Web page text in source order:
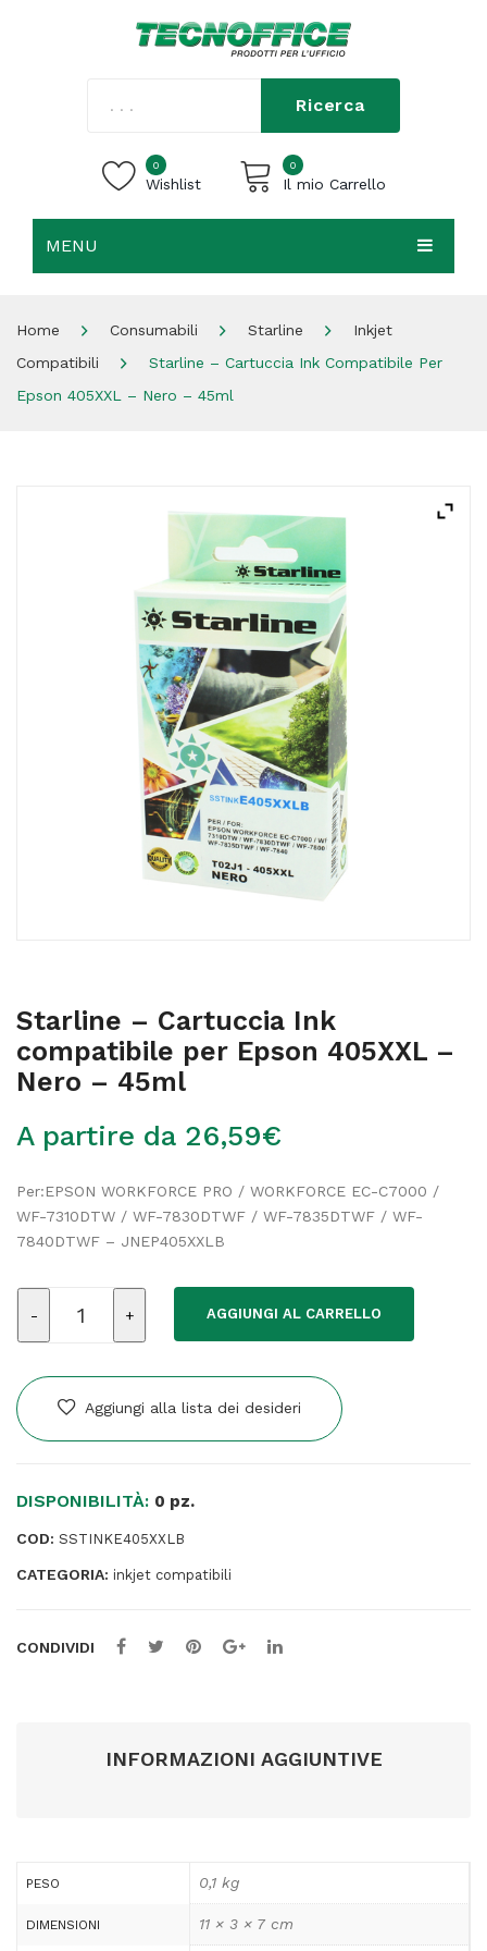
Ricerca
0
Wishlist
0
Il mio Carrello
MENU
SHOP
Home Consumabili Starline
Inkjet
Compatibili
Starline – Cartuccia Ink Compatibile Per
Epson 405XXL – Nero – 45ml
Starline – Cartuccia Ink
compatibile per Epson 405XXL –
Nero – 45ml
A partire da 26,59€
Per:EPSON WORKFORCE PRO / WORKFORCE EC-C7000 /
WF-7310DTW / WF-7830DTWF / WF-7835DTWF / WF-
7840DTWF – JNEP405XXLB
Ink
compatibile
-
45ml
AGGIUNGI AL CARRELLO
Aggiungi alla lista dei desideri
DISPONIBILITÀ: 0 pz.
COD: SSTINKE405XXLB
CATEGORIA: inkjet compatibili
CONDIVIDI
INFORMAZIONI AGGIUNTIVE
PESO 0,1 kg
DIMENSIONI 11 × 3 × 7 cm